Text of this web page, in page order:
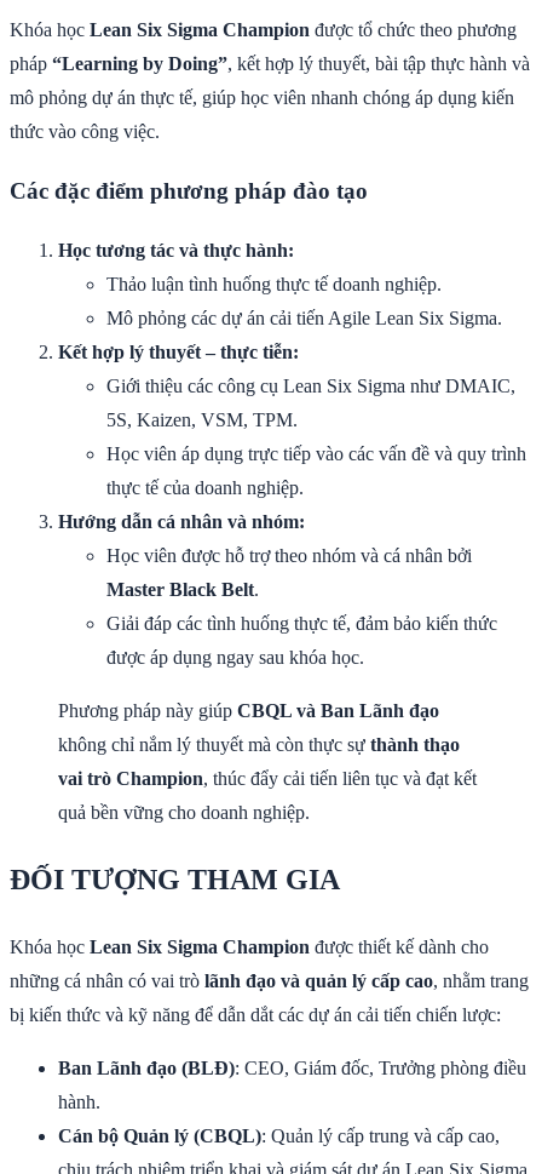
Khóa học Lean Six Sigma Champion được tổ chức theo phương
pháp “Learning by Doing”, kết hợp lý thuyết, bài tập thực hành và
mô phỏng dự án thực tế, giúp học viên nhanh chóng áp dụng kiến
thức vào công việc.
Các đặc điểm phương pháp đào tạo
Học tương tác và thực hành:
Thảo luận tình huống thực tế doanh nghiệp.
Mô phỏng các dự án cải tiến Agile Lean Six Sigma.
Kết hợp lý thuyết – thực tiễn:
Giới thiệu các công cụ Lean Six Sigma như DMAIC,
5S, Kaizen, VSM, TPM.
Học viên áp dụng trực tiếp vào các vấn đề và quy trình
thực tế của doanh nghiệp.
Hướng dẫn cá nhân và nhóm:
Học viên được hỗ trợ theo nhóm và cá nhân bởi
Master Black Belt.
Giải đáp các tình huống thực tế, đảm bảo kiến thức
được áp dụng ngay sau khóa học.
Phương pháp này giúp CBQL và Ban Lãnh đạo
không chỉ nắm lý thuyết mà còn thực sự thành thạo
vai trò Champion, thúc đẩy cải tiến liên tục và đạt kết
quả bền vững cho doanh nghiệp.
ĐỐI TƯỢNG THAM GIA
Khóa học Lean Six Sigma Champion được thiết kế dành cho
những cá nhân có vai trò lãnh đạo và quản lý cấp cao, nhằm trang
bị kiến thức và kỹ năng để dẫn dắt các dự án cải tiến chiến lược:
Ban Lãnh đạo (BLĐ): CEO, Giám đốc, Trưởng phòng điều
hành.
Cán bộ Quản lý (CBQL): Quản lý cấp trung và cấp cao,
chịu trách nhiệm triển khai và giám sát dự án Lean Six Sigma.